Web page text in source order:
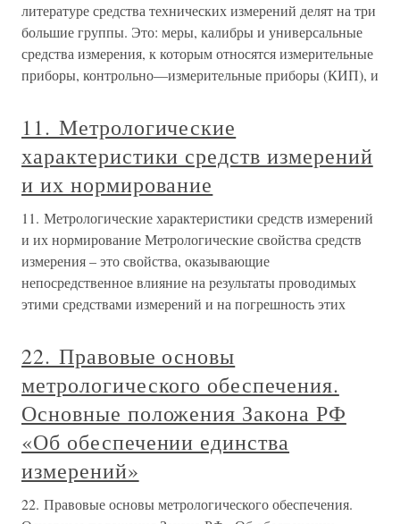
литературе средства технических измерений делят на три
большие группы. Это: меры, калибры и универсальные
средства измерения, к которым относятся измерительные
приборы, контрольно—измерительные приборы (КИП), и
11. Метрологические
характеристики средств измерений
и их нормирование
11. Метрологические характеристики средств измерений
и их нормирование Метрологические свойства средств
измерения – это свойства, оказывающие
непосредственное влияние на результаты проводимых
этими средствами измерений и на погрешность этих
22. Правовые основы
метрологического обеспечения.
Основные положения Закона РФ
«Об обеспечении единства
измерений»
22. Правовые основы метрологического обеспечения.